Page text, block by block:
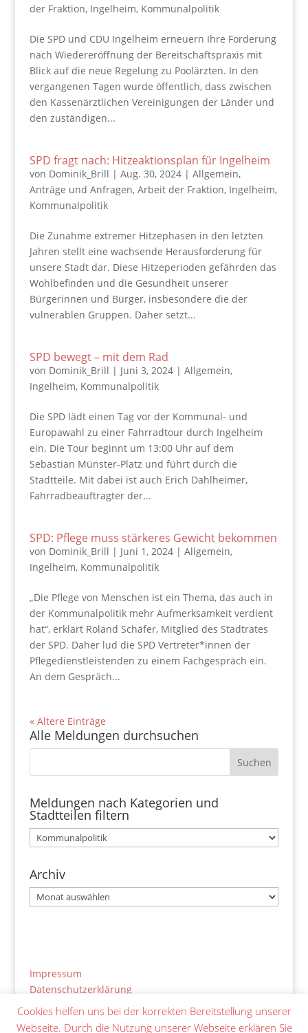
der Fraktion, Ingelheim, Kommunalpolitik
Die SPD und CDU Ingelheim erneuern Ihre Forderung
nach Wiedereröffnung der Bereitschaftspraxis mit
Blick auf die neue Regelung zu Poolärzten. In den
vergangenen Tagen wurde öffentlich, dass zwischen
den Kassenärztlichen Vereinigungen der Länder und
den zuständigen...
SPD fragt nach: Hitzeaktionsplan für Ingelheim
von Dominik_Brill | Aug. 30, 2024| Allgemein,
Anträge und Anfragen, Arbeit der Fraktion, Ingelheim,
Kommunalpolitik
Die Zunahme extremer Hitzephasen in den letzten
Jahren stellt eine wachsende Herausforderung für
unsere Stadt dar. Diese Hitzeperioden gefährden das
Wohlbefinden und die Gesundheit unserer
Bürgerinnen und Bürger, insbesondere die der
vulnerablen Gruppen. Daher setzt...
SPD bewegt – mit dem Rad
von Dominik_Brill | Juni 3, 2024| Allgemein,
Ingelheim, Kommunalpolitik
Die SPD lädt einen Tag vor der Kommunal- und
Europawahl zu einer Fahrradtour durch Ingelheim
ein. Die Tour beginnt um 13:00 Uhr auf dem
Sebastian Münster-Platz und führt durch die
Stadtteile. Mit dabei ist auch Erich Dahlheimer,
Fahrradbeauftragter der...
SPD: Pflege muss stärkeres Gewicht bekommen
von Dominik_Brill | Juni 1, 2024| Allgemein,
Ingelheim, Kommunalpolitik
„Die Pflege von Menschen ist ein Thema, das auch in
der Kommunalpolitik mehr Aufmerksamkeit verdient
hat“, erklärt Roland Schäfer, Mitglied des Stadtrates
der SPD. Daher lud die SPD Vertreter*innen der
Pflegedienstleistenden zu einem Fachgespräch ein.
An dem Gespräch...
« Ältere Einträge
Alle Meldungen durchsuchen
Meldungen nach Kategorien und
Stadtteilen filtern
Meldungen
nach
Kategorien
und
Stadtteilen
Archiv
Archiv
Impressum
Datenschutzerklärung
Netiquette
Cookies helfen uns bei der korrekten Bereitstellung unserer
Webseite. Durch die Nutzung unserer Webseite erklären Sie